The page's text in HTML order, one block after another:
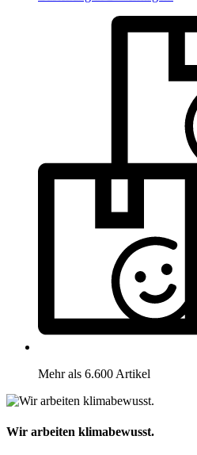
Mehr als 6.600 Artikel
Wir arbeiten klimabewusst.